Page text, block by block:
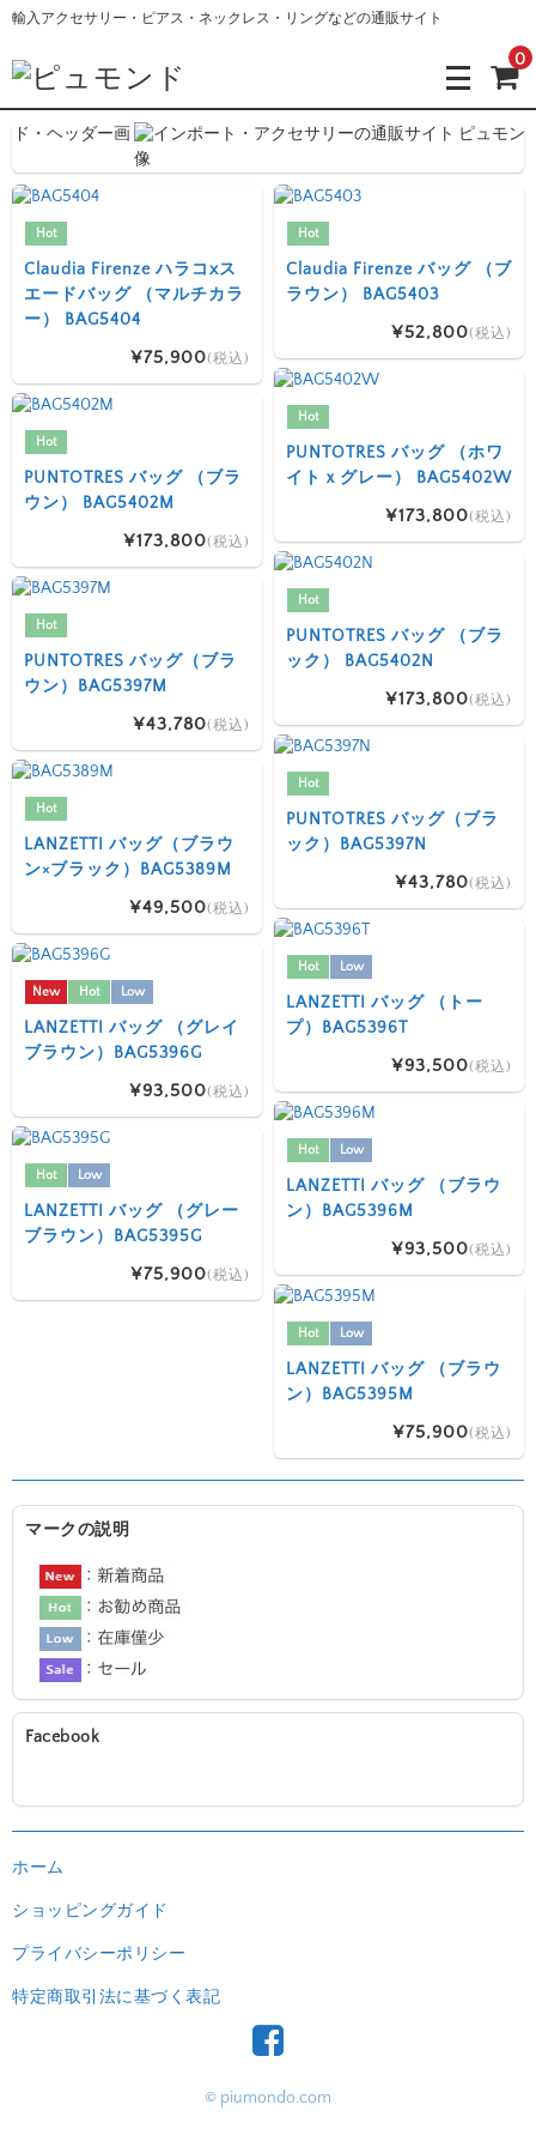
輸入アクセサリー・ピアス・ネックレス・リングなどの通販サイト
0
Hot
Claudia Firenze ハラコxス
エードバッグ （マルチカラ
ー） BAG5404
¥75,900(税込)
Hot
Claudia Firenze バッグ （ブ
ラウン） BAG5403
¥52,800(税込)
Hot
PUNTOTRES バッグ （ホワ
イトｘグレー） BAG5402W
¥173,800(税込)
Hot
PUNTOTRES バッグ （ブラ
ウン） BAG5402M
¥173,800(税込)
Hot
PUNTOTRES バッグ （ブラ
ック） BAG5402N
¥173,800(税込)
Hot
PUNTOTRES バッグ（ブラ
ウン）BAG5397M
¥43,780(税込)
Hot
PUNTOTRES バッグ（ブラ
ック）BAG5397N
¥43,780(税込)
Hot
LANZETTI バッグ（ブラウ
ン×ブラック）BAG5389M
¥49,500(税込)
Hot Low
LANZETTI バッグ （トー
プ）BAG5396T
¥93,500(税込)
New Hot Low
LANZETTI バッグ （グレイ
ブラウン）BAG5396G
¥93,500(税込)
Hot Low
LANZETTI バッグ （ブラウ
ン）BAG5396M
¥93,500(税込)
Hot Low
LANZETTI バッグ （グレー
ブラウン）BAG5395G
¥75,900(税込)
Hot Low
LANZETTI バッグ （ブラウ
ン）BAG5395M
¥75,900(税込)
マークの説明
Facebook
ホーム
ショッピングガイド
プライバシーポリシー
特定商取引法に基づく表記
© piumondo.com